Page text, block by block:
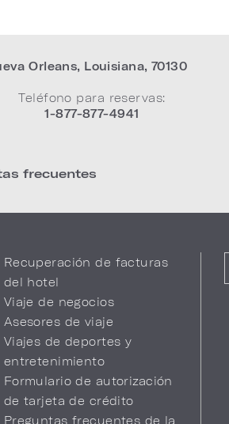
Orleans, Louisiana, 70130
Teléfono para reservas:
1-877-877-4941
frecuentes
Recuperación de facturas
del hotel
Viaje de negocios
Asesores de viaje
Viajes de deportes y
entretenimiento
Formulario de autorización
de tarjeta de crédito
Preguntas frecuentes de la